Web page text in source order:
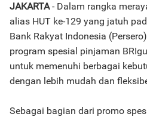
JAKARTA- Dalam rangka
alias HUT ke-129 yang jatuh
Bank Rakyat Indonesia
program spesial pinjaman
untuk memenuhi berbagai
dengan lebih mudah dan
Sebagai bagian dari promo